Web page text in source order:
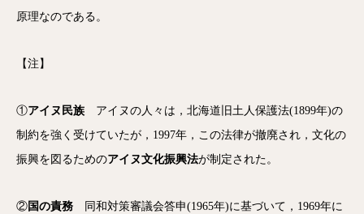
原理なのである。
【注】
①アイヌ民族 アイヌの人々は，北海道旧土人保護法(1899年)の
制約を強く受けていたが，1997年，この法律が撤廃され，文化の
振興を図るためのアイヌ文化振興法が制定された。
②国の責務 同和対策審議会答申(1965年)に基づいて，1969年に